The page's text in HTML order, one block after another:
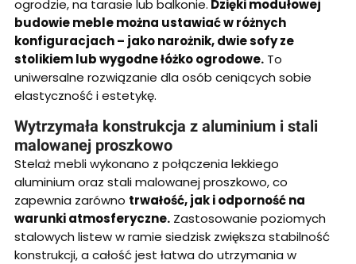
ogrodzie, na tarasie lub balkonie. Dzięki modułowej
budowie meble można ustawiać w różnych
konfiguracjach – jako narożnik, dwie sofy ze
stolikiem lub wygodne łóżko ogrodowe. To
uniwersalne rozwiązanie dla osób ceniących sobie
elastyczność i estetykę.
Wytrzymała konstrukcja z aluminium i stali
malowanej proszkowo
Stelaż mebli wykonano z połączenia lekkiego
aluminium oraz stali malowanej proszkowo, co
zapewnia zarówno trwałość, jak i odporność na
warunki atmosferyczne. Zastosowanie poziomych
stalowych listew w ramie siedzisk zwiększa stabilność
konstrukcji, a całość jest łatwa do utrzymania w